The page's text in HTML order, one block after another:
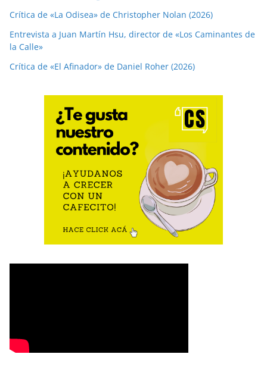
Crítica de «La Odisea» de Christopher Nolan (2026)
Entrevista a Juan Martín Hsu, director de «Los Caminantes de
la Calle»
Crítica de «El Afinador» de Daniel Roher (2026)